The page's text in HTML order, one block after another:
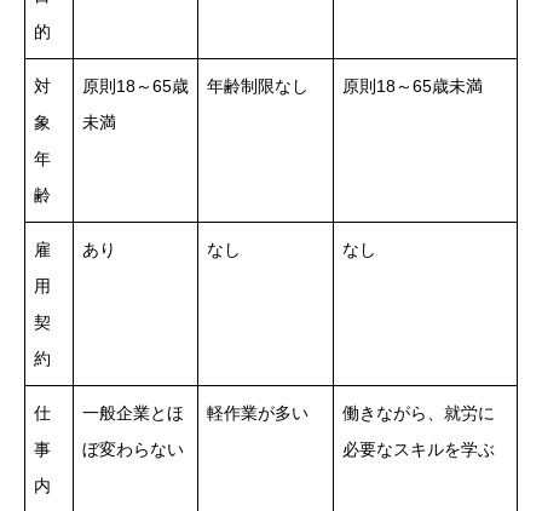
的
対
象
年
齢
原則18～65歳
未満
年齢制限なし 原則18～65歳未満
雇
用
契
約
あり なし なし
仕
事
内
一般企業とほ
ぼ変わらない
軽作業が多い
働きながら、就労に
必要なスキルを学ぶ